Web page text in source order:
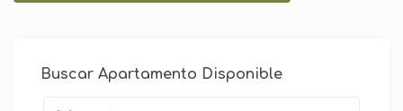
Buscar Apartamento Disponible